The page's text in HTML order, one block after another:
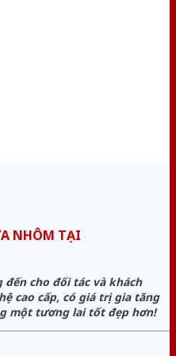
NHÔM TẠI
đến cho đối tác và khách
cao cấp, có giá trị gia tăng
một tương lai tốt đẹp hơn!